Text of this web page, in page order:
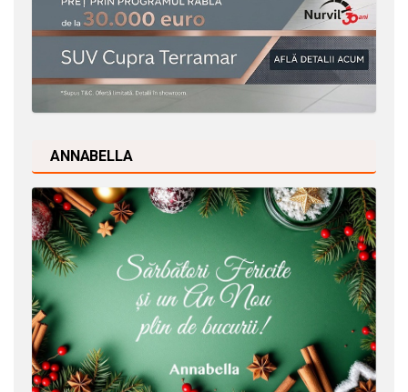
ANNABELLA